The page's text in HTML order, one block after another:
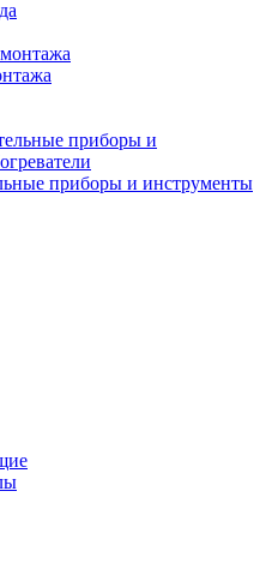
приборы и инструменты